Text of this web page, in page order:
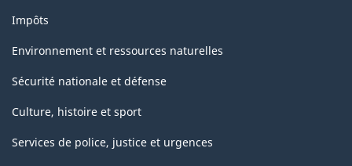
Impôts
Environnement et ressources naturelles
Sécurité nationale et défense
Culture, histoire et sport
Services de police, justice et urgences